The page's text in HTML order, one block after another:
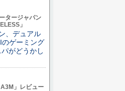
タージャパン
」
、デュアル
ゲーミング
がどうかし
」レビュー